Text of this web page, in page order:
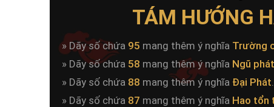
TÁM HƯỚNG
» Dãy số chứa 95 mang thêm ý nghĩa Trường
» Dãy số chứa 58 mang thêm ý nghĩa Ngũ phát
» Dãy số chứa 88 mang thêm ý nghĩa Đại Phát.
» Dãy số chứa 87 mang thêm ý nghĩa Hao tổn